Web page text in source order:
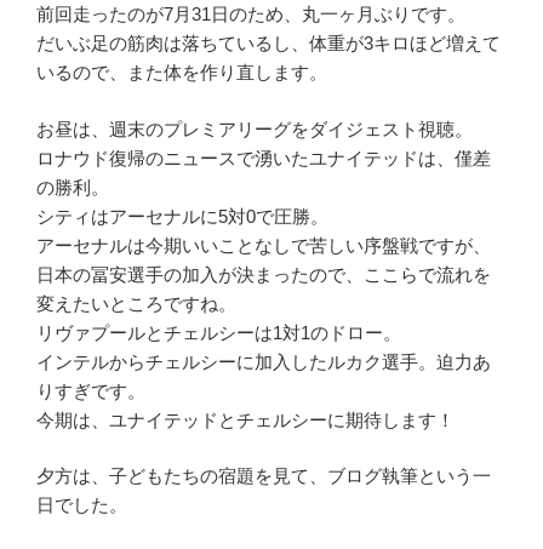
前回走ったのが7月31日のため、丸一ヶ月ぶりです。
だいぶ足の筋肉は落ちているし、体重が3キロほど増えて
いるので、また体を作り直します。
お昼は、週末のプレミアリーグをダイジェスト視聴。
ロナウド復帰のニュースで湧いたユナイテッドは、僅差
の勝利。
シティはアーセナルに5対0で圧勝。
アーセナルは今期いいことなしで苦しい序盤戦ですが、
日本の冨安選手の加入が決まったので、ここらで流れを
変えたいところですね。
リヴァプールとチェルシーは1対1のドロー。
インテルからチェルシーに加入したルカク選手。迫力あ
りすぎです。
今期は、ユナイテッドとチェルシーに期待します！
夕方は、子どもたちの宿題を見て、ブログ執筆という一
日でした。